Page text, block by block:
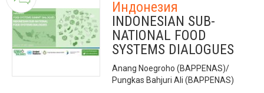
Индонезия
INDONESIAN SUB-
NATIONAL FOOD
SYSTEMS DIALOGUES
Anang Noegroho (BAPPENAS)/
Pungkas Bahjuri Ali (BAPPENAS)